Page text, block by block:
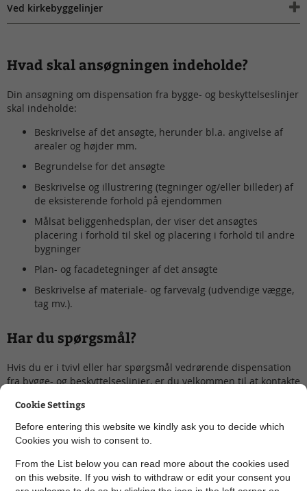
Ved kirkebyggelinjer
Hvad skal ansøgningen indeholde?
Din ansøgning om dispensation fra bygge- og beskyttelseslinjer
skal indeholde:
Beskrivelse af det ansøgte, herunder bl.a. angivelse af
arealer og højder mm.
Begrundelse for det ansøgte
Beskrivelse og illustrering (tegninger og/eller billeder) af
de eksisterende forhold på ejendommen
Målsat beliggenhedsplan, der viser det ansøgtes
placering i forhold til skel og placering i forhold til andre
bygninger
Plan- og facadetegninger af det ansøgte
Beskrivelse af materiale- og farvevalg (udvendige vægge,
tag mv.).
Har du spørgsmål?
Hvis du er i tvivl eller har spørgsmål vedrørende dispensation
fra bygge- og beskyttelseslinjer, er du velkommen til at kontakte
Ansøg om dispensation fra bygge- og
beskyttelseslinjer
Cookie Settings
Before entering this website we kindly ask you to decide which
Cookies you wish to consent to.
From the List below you can read more about the cookies used
on this website. If you wish to withdraw or edit your consent you